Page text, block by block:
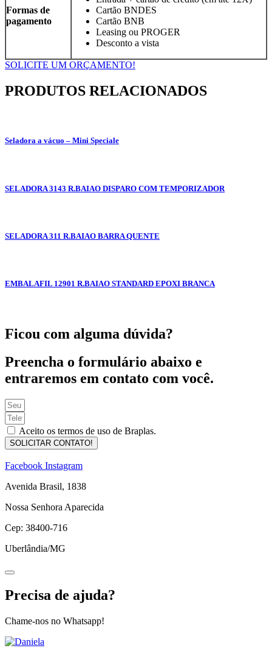
Formas de
pagamento
Cartão BNDES
Cartão BNB
Leasing ou PROGER
Desconto a vista
SOLICITE UM ORÇAMENTO!
PRODUTOS RELACIONADOS
Seladora a vácuo – Mini Speciale
SELADORA 3143 R.BAIAO DISPARO COM TEMPORIZADOR
SELADORA 311 R.BAIAO BARRA QUENTE
EMBALAFIL 12901 R.BAIAO STANDARD EPOXI BRANCA
Ficou com alguma dúvida?
Preencha o formulário abaixo e
entraremos em contato com você.
Aceito os termos de uso de Braplas.
SOLICITAR CONTATO!
Facebook Instagram
Avenida Brasil, 1838
Nossa Senhora Aparecida
Cep: 38400-716
Uberlândia/MG
Precisa de ajuda?
Chame-nos no Whatsapp!